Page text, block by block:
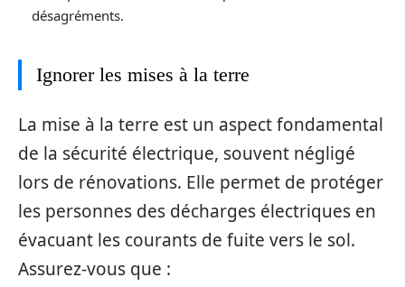
désagréments.
Ignorer les mises à la terre
La mise à la terre est un aspect fondamental
de la sécurité électrique, souvent négligé
lors de rénovations. Elle permet de protéger
les personnes des décharges électriques en
évacuant les courants de fuite vers le sol.
Assurez-vous que :